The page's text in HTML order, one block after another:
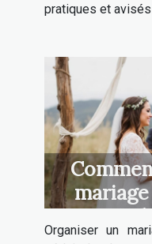
pratiques et
Organiser un